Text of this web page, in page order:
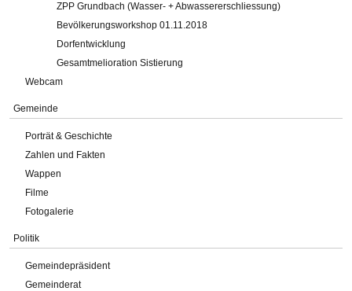
ZPP Grundbach (Wasser- + Abwassererschliessung)
Bevölkerungsworkshop 01.11.2018
Dorfentwicklung
Gesamtmelioration Sistierung
Webcam
Gemeinde
Porträt & Geschichte
Zahlen und Fakten
Wappen
Filme
Fotogalerie
Politik
Gemeindepräsident
Gemeinderat